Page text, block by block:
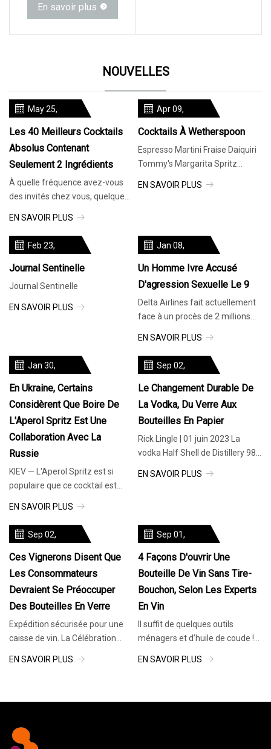
En savoir plus
NOUVELLES
May 25,
Les 40 Meilleurs Cocktails
Absolus Contenant
Seulement 2 Ingrédients
À quelle fréquence avez-vous
des invités chez vous, quelques
EN SAVOIR PLUS
Apr 09,
Cocktails À Wetherspoon
Espresso Martini Fraise Daiquiri
Tommy's Margarita Spritz
EN SAVOIR PLUS
Feb 23,
Journal Sentinelle
Journal Sentinelle
EN SAVOIR PLUS
Jan 08,
Un Homme Ivre Accusé
D'agression Sexuelle Le 9
Delta Airlines fait actuellement
face à un procès de 2 millions
EN SAVOIR PLUS
Jan 30,
En Ukraine, Certains
Considèrent Que Boire De
L'Aperol Spritz Est Une
Collaboration Avec La
Russie
KIEV — L'Aperol Spritz est si
populaire que ce cocktail est
se pressent sur les terrasses et
autour des comptoirs des bars
pour savourer le champagne
pétillant à l'orange.
EN SAVOIR PLUS
Sep 02,
Le Changement Durable De
La Vodka, Du Verre Aux
Bouteilles En Papier
Rick Lingle | 01 juin 2023 La
vodka Half Shell de Distillery 98
EN SAVOIR PLUS
Sep 02,
Ces Vignerons Disent Que
Les Consommateurs
Devraient Se Préoccuper
Des Bouteilles En Verre
Expédition sécurisée pour une
caisse de vin. La Célébration
EN SAVOIR PLUS
Sep 01,
4 Façons D'ouvrir Une
Bouteille De Vin Sans Tire-
Bouchon, Selon Les Experts
En Vin
Il suffit de quelques outils
ménagers et d’huile de coude !
EN SAVOIR PLUS